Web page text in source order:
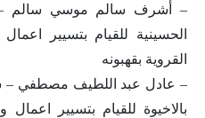
– أشرف سالم موسي سالم –
الحسينية للقيام بتسيير
القروية بقهبونه
– عادل عبد اللطيف مصطفي –
بالاخيوة للقيام بتسيير